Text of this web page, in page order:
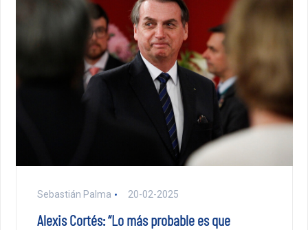
Sebastián Palma 20-02-2025
Alexis Cortés: “Lo más probable es que